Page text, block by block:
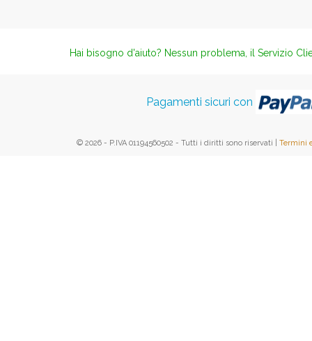
Hai bisogno d'aiuto? Nessun problema, il Servizio
Pagamenti sicuri con
© 2026 - P.IVA 01194560502 - Tutti i diritti sono riservati | Termini